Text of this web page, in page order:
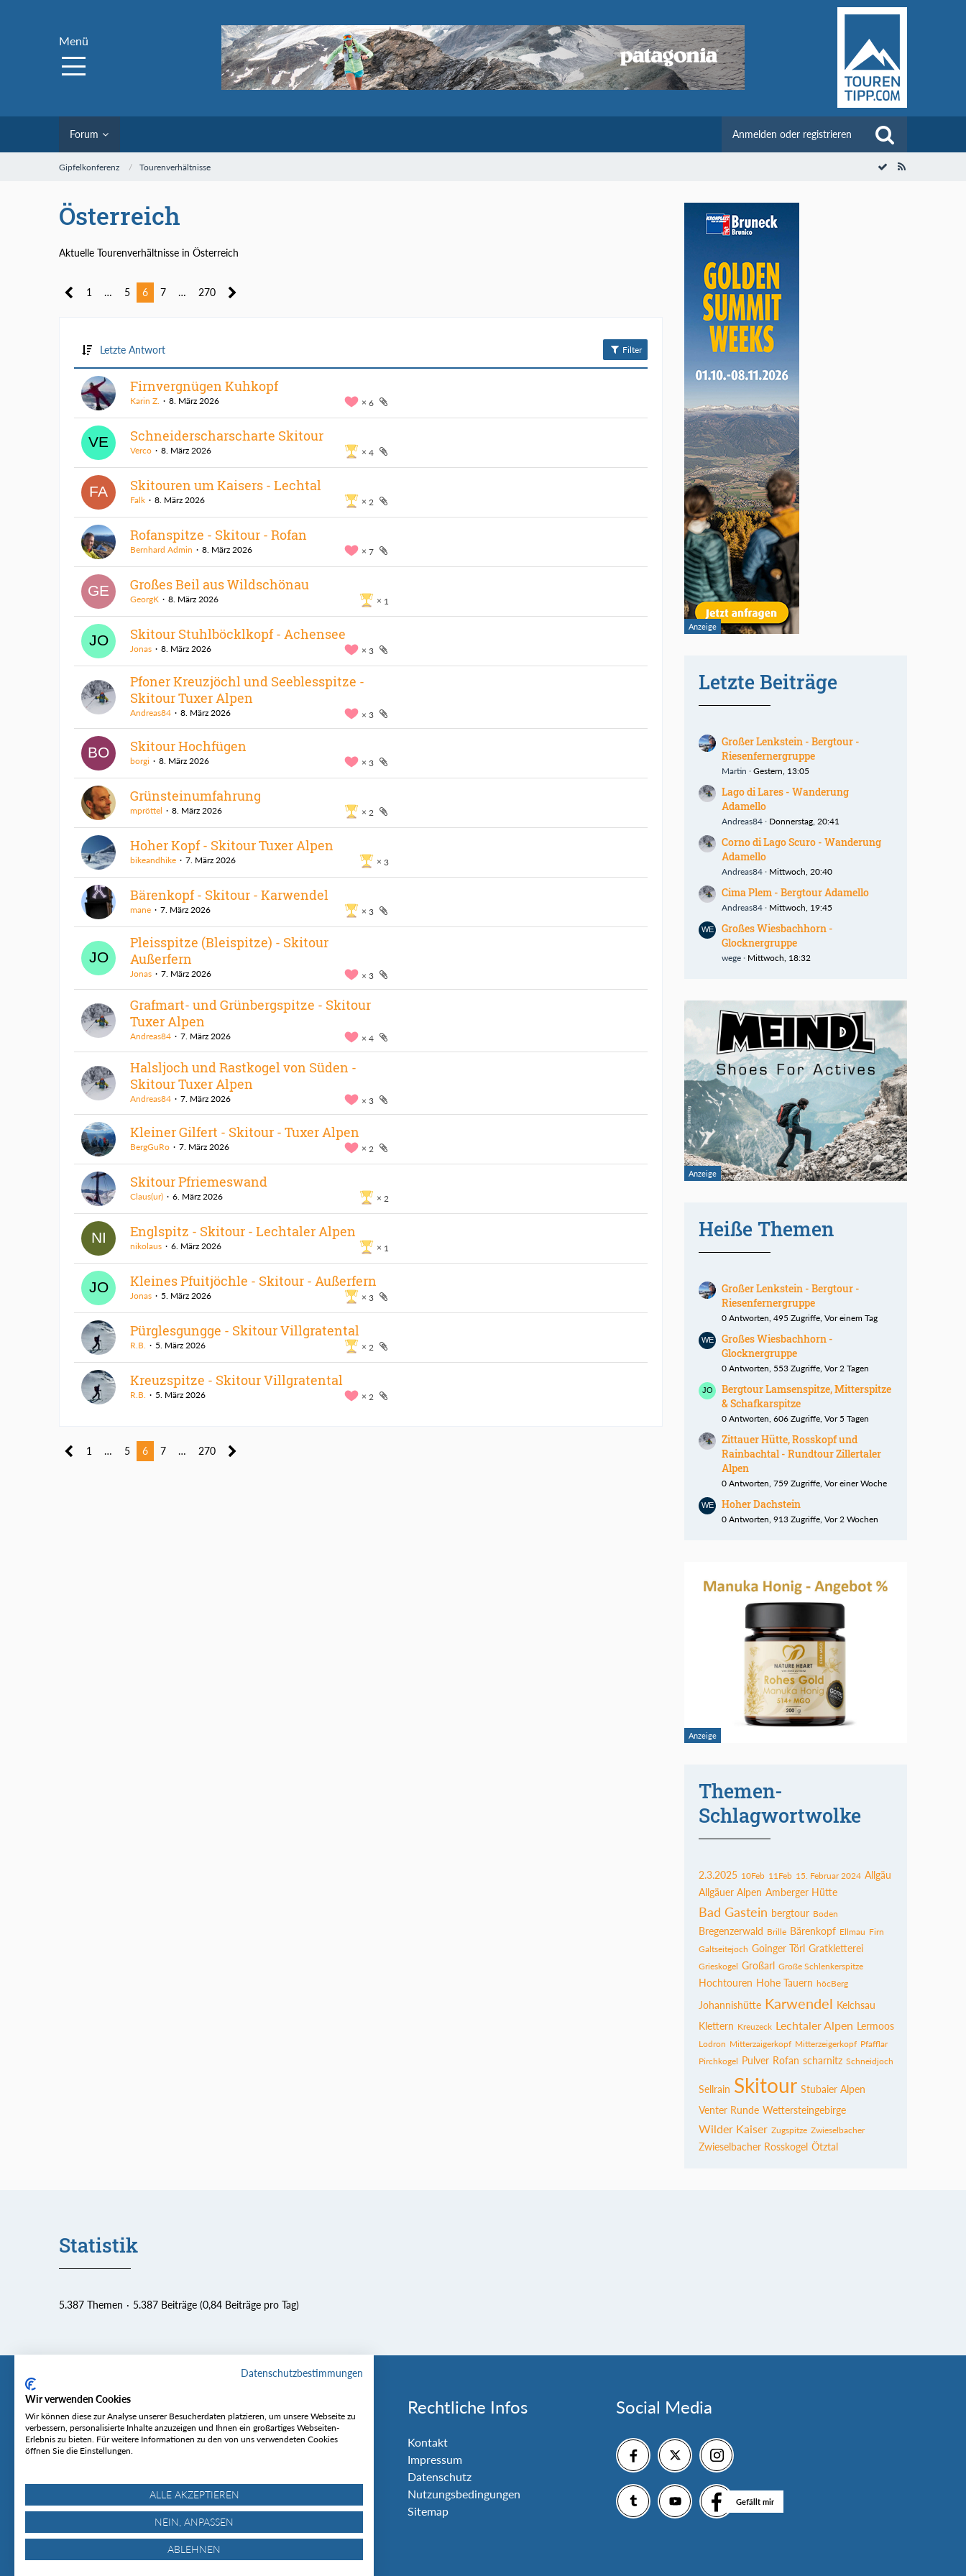
Menü
Forum Anmelden oder registrieren
Gipfelkonferenz Tourenverhältnisse
Österreich
Aktuelle Tourenverhältnisse in Österreich
1 … 5 6 7 … 270
Letzte Antwort Filter
Firnvergnügen Kuhkopf
6
Karin Z. 8. März 2026
Schneiderscharscharte Skitour
4
Verco 8. März 2026
Skitouren um Kaisers - Lechtal
2
Falk 8. März 2026
Rofanspitze - Skitour - Rofan
7
Bernhard Admin 8. März 2026
Großes Beil aus Wildschönau
1
GeorgK 8. März 2026
Skitour Stuhlböcklkopf - Achensee
3
Jonas 8. März 2026
Pfoner Kreuzjöchl und Seeblesspitze -
Skitour Tuxer Alpen
3
Andreas84 8. März 2026
Skitour Hochfügen
3
borgi 8. März 2026
Grünsteinumfahrung
2
mpröttel 8. März 2026
Hoher Kopf - Skitour Tuxer Alpen
3
bikeandhike 7. März 2026
Bärenkopf - Skitour - Karwendel
3
mane 7. März 2026
Pleisspitze (Bleispitze) - Skitour
Außerfern
3
Jonas 7. März 2026
Grafmart- und Grünbergspitze - Skitour
Tuxer Alpen
4
Andreas84 7. März 2026
Halsljoch und Rastkogel von Süden -
Skitour Tuxer Alpen
3
Andreas84 7. März 2026
Kleiner Gilfert - Skitour - Tuxer Alpen
2
BergGuRo 7. März 2026
Skitour Pfriemeswand
2
Claus(ur) 6. März 2026
Englspitz - Skitour - Lechtaler Alpen
1
nikolaus 6. März 2026
Kleines Pfuitjöchle - Skitour - Außerfern
3
Jonas 5. März 2026
Pürglesgungge - Skitour Villgratental
2
R.B. 5. März 2026
Kreuzspitze - Skitour Villgratental
2
R.B. 5. März 2026
1 … 5 6 7 … 270
Letzte Beiträge
Großer Lenkstein - Bergtour -
Riesenfernergruppe
Martin Gestern, 13:05
Lago di Lares - Wanderung
Adamello
Andreas84 Donnerstag, 20:41
Corno di Lago Scuro - Wanderung
Adamello
Andreas84 Mittwoch, 20:40
Cima Plem - Bergtour Adamello
Andreas84 Mittwoch, 19:45
Großes Wiesbachhorn -
Glocknergruppe
wege Mittwoch, 18:32
Heiße Themen
Großer Lenkstein - Bergtour -
Riesenfernergruppe
0 Antworten, 495 Zugriffe, Vor einem Tag
Großes Wiesbachhorn -
Glocknergruppe
0 Antworten, 553 Zugriffe, Vor 2 Tagen
Bergtour Lamsenspitze, Mitterspitze
& Schafkarspitze
0 Antworten, 606 Zugriffe, Vor 5 Tagen
Zittauer Hütte, Rosskopf und
Rainbachtal - Rundtour Zillertaler
Alpen
0 Antworten, 759 Zugriffe, Vor einer Woche
Hoher Dachstein
0 Antworten, 913 Zugriffe, Vor 2 Wochen
Themen-
Schlagwortwolke
2.3.2025 10Feb 11Feb 15. Februar 2024 Allgäu
Allgäuer Alpen Amberger Hütte
Bad Gastein bergtour Boden
Bregenzerwald Brille Bärenkopf Ellmau Firn
Galtseitejoch Goinger Törl Gratkletterei
Grieskogel Großarl Große Schlenkerspitze
Hochtouren Hohe Tauern höcBerg
Johannishütte Karwendel Kelchsau
Klettern Kreuzeck Lechtaler Alpen Lermoos
Lodron Mitterzaigerkopf Mitterzeigerkopf Pfafflar
Pirchkogel Pulver Rofan scharnitz Schneidjoch
Sellrain Skitour Stubaier Alpen
Venter Runde Wettersteingebirge
Wilder Kaiser Zugspitze Zwieselbacher
Zwieselbacher Rosskogel Ötztal
Statistik
5.387 Themen 5.387 Beiträge (0,84 Beiträge pro Tag)
Tourentipp
Über uns
Wetter & Lawinenlage
Rechtliche Infos
Kontakt
Impressum
Datenschutz
Nutzungsbedingungen
Sitemap
Social Media
Gefällt mir
© Tourentipp.com 2025
Datenschutzbestimmungen
Wir verwenden Cookies
Wir können diese zur Analyse unserer Besucherdaten platzieren, um unsere Webseite zu
verbessern, personalisierte Inhalte anzuzeigen und Ihnen ein großartiges Webseiten-
Erlebnis zu bieten. Für weitere Informationen zu den von uns verwendeten Cookies
öffnen Sie die Einstellungen.
ALLE AKZEPTIEREN
NEIN, ANPASSEN
ABLEHNEN